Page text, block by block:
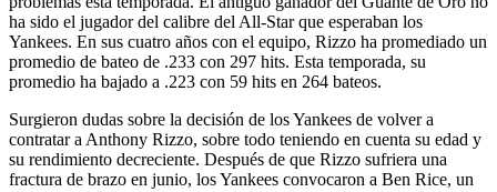
ha sido el jugador del calibre del All-Star que esperaban los
Yankees. En sus cuatro años con el equipo, Rizzo ha promediado un
promedio de bateo de .233 con 297 hits. Esta temporada, su
promedio ha bajado a .223 con 59 hits en 264 bateos.
Surgieron dudas sobre la decisión de los Yankees de volver a
contratar a Anthony Rizzo, sobre todo teniendo en cuenta su edad y
su rendimiento decreciente. Después de que Rizzo sufriera una
fractura de brazo en junio, los Yankees convocaron a Ben Rice, un